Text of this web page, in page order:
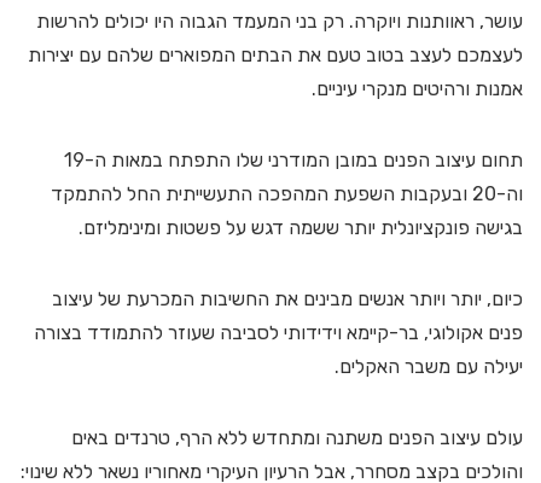
עושר, ראוותנות ויוקרה. רק בני המעמד הגבוה היו יכולים להרשות
לעצמכם לעצב בטוב טעם את הבתים המפוארים שלהם עם יצירות
אמנות ורהיטים מנקרי עיניים.
תחום עיצוב הפנים במובן המודרני שלו התפתח במאות ה-19
וה-20 ובעקבות השפעת המהפכה התעשייתית החל להתמקד
בגישה פונקציונלית יותר ששמה דגש על פשטות ומינימליזם.
כיום, יותר ויותר אנשים מבינים את החשיבות המכרעת של עיצוב
פנים אקולוגי, בר-קיימא וידידותי לסביבה שעוזר להתמודד בצורה
יעילה עם משבר האקלים.
עולם עיצוב הפנים משתנה ומתחדש ללא הרף, טרנדים באים
והולכים בקצב מסחרר, אבל הרעיון העיקרי מאחוריו נשאר ללא שינוי: